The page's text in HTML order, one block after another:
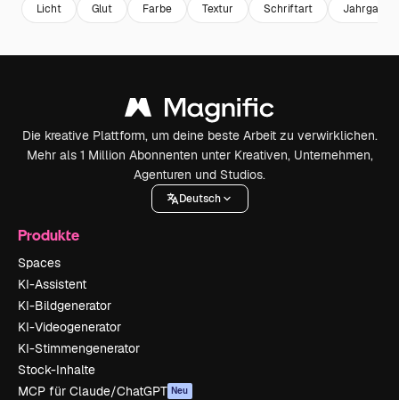
Licht Glut Farbe Textur Schriftart Jahrgang
Die kreative Plattform, um deine beste Arbeit zu verwirklichen.
Mehr als 1 Million Abonnenten unter Kreativen, Unternehmen,
Agenturen und Studios.
Deutsch
Produkte
Spaces
KI-Assistent
KI-Bildgenerator
KI-Videogenerator
KI-Stimmengenerator
Stock-Inhalte
MCP für Claude/ChatGPT Neu